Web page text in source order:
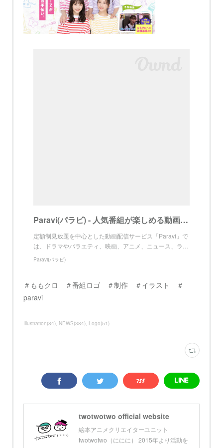
Paravi(パラビ) - 人気番組が楽しめる動画配信サービス
定額制見放題を中心とした動画配信サービス「Paravi」で
は、ドラマやバラエティ、映画、アニメ、ニュース、ラ…
Paravi(パラビ)
＃ももクロ ＃番組ロゴ ＃制作 ＃イラスト ＃
paravi
Illustration(84) NEWS(384) Logo(51)
twotwotwo official website
絵本アニメクリエイターユニット
twotwotwo（ににに） 2015年より活動を